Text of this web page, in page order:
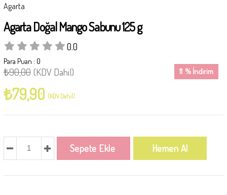
Agarta
Agarta Doğal Mango Sabunu 125 g
0.0
Para Puan : 0
%
11 İndirim
₺90,00 (KDV Dahil)
₺79,90 (KDV Dahil)